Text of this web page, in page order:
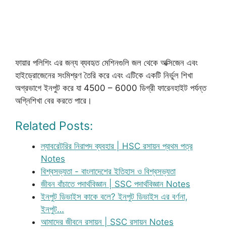
ফায়ার পলিশিং এর জন্য ব্যবহৃত মেশিনগুলি জল থেকে অক্সিজেন এবং
হাইড্রোজেনের সংমিশ্রণ তৈরি করে এবং এটিকে একটি নির্ভুল শিখা
অগ্রভাগে ইনপুট করে যা 4500 – 6000 ডিগ্রী ফারেনহাইট পর্যন্ত
অগ্নিশিখা বের করতে পারে।
Related Posts:
ল্যাবরেটরির নিরাপদ ব্যবহার | HSC রসায়ন প্রথম পত্র
Notes
বিশ্বসভ্যতা - বাংলাদেশের ইতিহাস ও বিশ্বসভ্যতা
জীবন বাঁচাতে পদার্থবিজ্ঞান | SSC পদার্থবিজ্ঞান Notes
ইনপুট ডিভাইস কাকে বলে? ইনপুট ডিভাইস এর বর্ণনা,
ইনপুট…
আমাদের জীবনে রসায়ন | SSC রসায়ন Notes